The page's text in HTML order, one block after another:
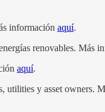
información aquí.
renovables. Más
aquí.
utilities y asset owners.